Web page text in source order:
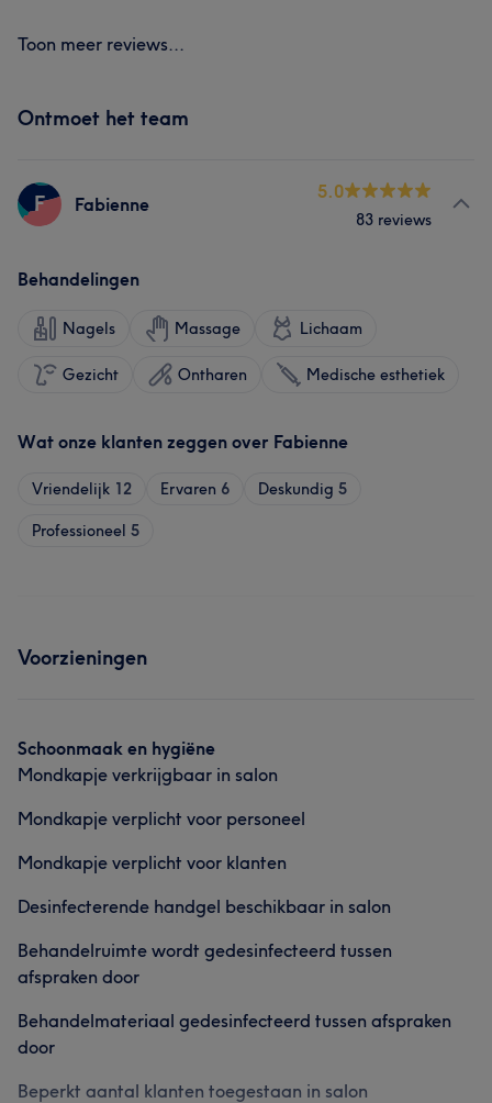
Toon meer reviews...
Ontmoet het team
F Fabienne
5.0
83 reviews
Behandelingen
Nagels Massage Lichaam
Gezicht Ontharen Medische esthetiek
Wat onze klanten zeggen over Fabienne
Vriendelijk 12 Ervaren 6 Deskundig 5
Professioneel 5
Voorzieningen
Schoonmaak en hygiëne
Mondkapje verkrijgbaar in salon
Mondkapje verplicht voor personeel
Mondkapje verplicht voor klanten
Desinfecterende handgel beschikbaar in salon
Behandelruimte wordt gedesinfecteerd tussen
afspraken door
Behandelmateriaal gedesinfecteerd tussen afspraken
door
Beperkt aantal klanten toegestaan in salon